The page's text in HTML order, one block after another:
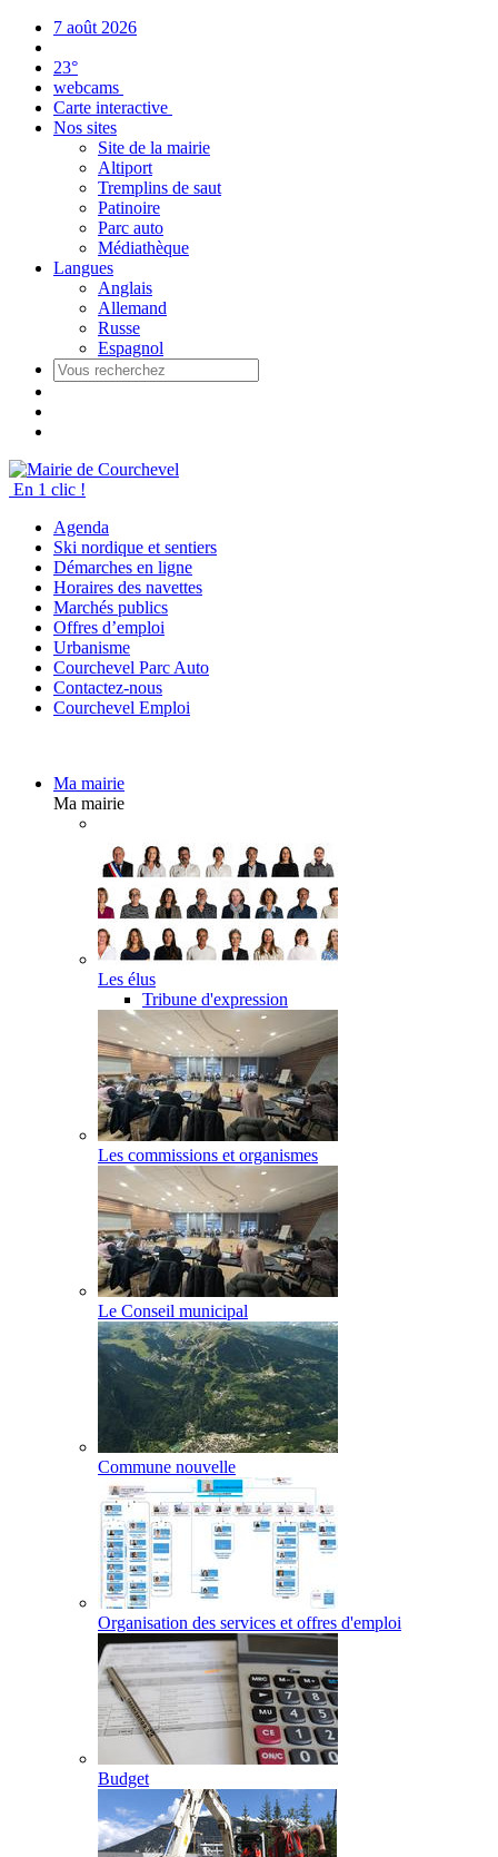
7 août 2026
23°
webcams
Carte interactive
Nos sites
Site de la mairie
Altiport
Tremplins de saut
Patinoire
Parc auto
Médiathèque
Langues
Anglais
Allemand
Russe
Espagnol
En 1 clic !
Agenda
Ski nordique et sentiers
Démarches en ligne
Horaires des navettes
Marchés publics
Offres d’emploi
Urbanisme
Courchevel Parc Auto
Contactez-nous
Courchevel Emploi
Ma mairie
Ma mairie
Les élus
Tribune d'expression
Les commissions et organismes
Le Conseil municipal
Commune nouvelle
Organisation des services et offres d'emploi
Budget